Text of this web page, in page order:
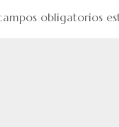
obligatorios